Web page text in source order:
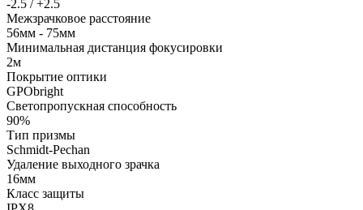
-2.5 / +2.5
Межзрачковое расстояние
56мм - 75мм
Минимальная дистанция фокусировки
2м
Покрытие оптики
GPObright
Светопропускная способность
90%
Тип призмы
Schmidt-Pechan
Удаление выходного зрачка
16мм
Класс защиты